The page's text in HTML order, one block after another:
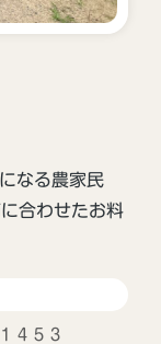
なる農家民
合わせたお料
４５３